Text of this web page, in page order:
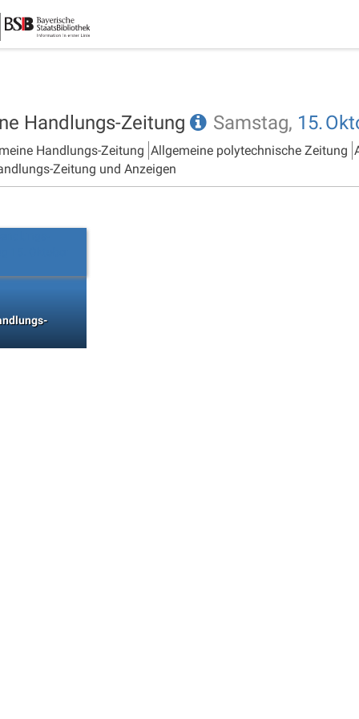
Handlungs-Zeitung Samstag, 15.
Handlungs-Zeitung Allgemeine polytechnische Zeitung
Zeitung und Anzeigen